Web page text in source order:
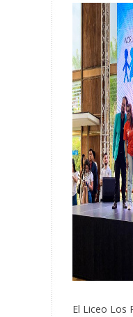
El Liceo Los